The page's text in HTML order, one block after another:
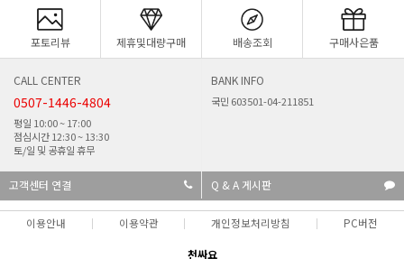
포토리뷰 제휴및대량구매 배송조회 구매사은품
CALL CENTER
0507-1446-4804
평일 10:00 ~ 17:00
점심시간 12:30 ~ 13:30
토/일 및 공휴일 휴무
BANK INFO
국민 603501-04-211851
고객센터 연결 Q & A 게시판
이용안내 이용약관 개인정보처리방침 PC버전
천싸요